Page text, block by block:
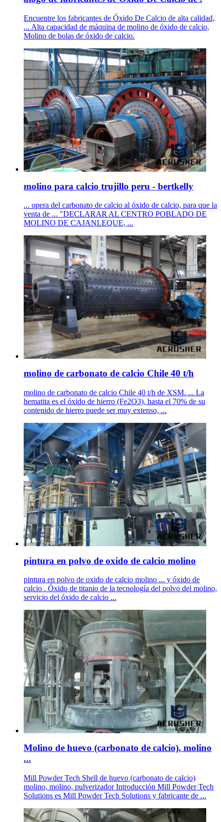
Encuentre los fabricantes de Óxido De Calcio de alta calidad,
... Alta capacidad de máquina de molino de óxido de calcio,
Molino de bolas de óxido de calcio.
molino para calcio trujillo peru - bertkelly
... opera del carbonato de calcio al óxido de calcio, para que la
venta de ... "DECLARAR AL CENTRO POBLADO DE
MOLINO DE CAJANLEQUE, ...
molino de carbonato de calcio Chile 40 t/h
molino de carbonato de calcio Chile 40 t/h de XSM. ... La
hematita es el óxido de hierro (Fe2O3), hasta el 70% de su
contenido de hierro puede ser muy extenso, ...
pintura en polvo de oxido de calcio molino
pintura en polvo de oxido de calcio molino ... y óxido de
calcio . Óxido de titanio de la tecnología del polvo del molino,
servicio del óxido de calcio ...
Molino de huevo (carbonato de calcio), molino
...
Mill Powder Tech Shell de huevo (carbonato de calcio)
molino, molino, pulverizador Introducción Mill Powder Tech
Solutions es Mill Powder Tech Solutions y fabricante de ...